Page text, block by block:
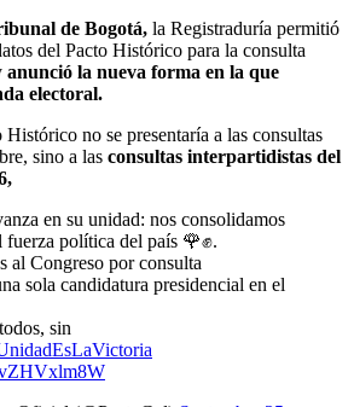
de Bogotá, la Registraduría permitió
del Pacto Histórico para la consulta
anunció la nueva forma en la que
electoral.
Histórico no se presentaría a las consultas
sino a las consultas interpartidistas del
en su unidad: nos consolidamos
política del país 🌹✊.
al Congreso por consulta
sola candidatura presidencial en el
sin